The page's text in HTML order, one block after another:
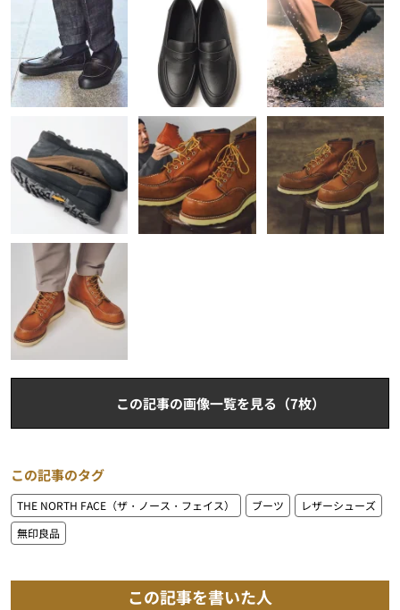
この記事の画像一覧を見る（7枚）
この記事のタグ
THE NORTH FACE（ザ・ノース・フェイス） ブーツ
レザーシューズ
無印良品
この記事を書いた人